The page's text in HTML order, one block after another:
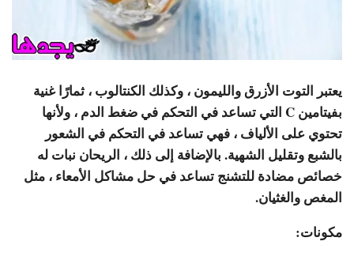
يعتبر التوت الأزرق والليمون ، وكذلك الكنتالوب ، ثمارًا غنية
بفيتامين C التي تساعد في التحكم في ضغط الدم ، ولأنها
تحتوي على الألياف ، فهي تساعد في التحكم في الشعور
بالشبع وتقليل الشهية. بالإضافة إلى ذلك ، الريحان نبات له
خصائص مضادة للتشنج تساعد في حل مشاكل الأمعاء ، مثل
المغص والغثيان.
مكونات: